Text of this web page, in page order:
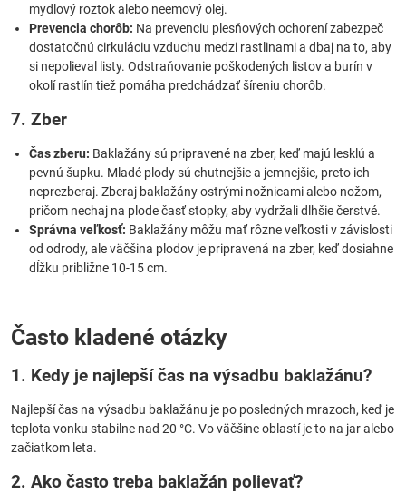
mydlový roztok alebo neemový olej.
Prevencia chorôb: Na prevenciu plesňových ochorení zabezpeč
dostatočnú cirkuláciu vzduchu medzi rastlinami a dbaj na to, aby
si nepolieval listy. Odstraňovanie poškodených listov a burín v
okolí rastlín tiež pomáha predchádzať šíreniu chorôb.
7. Zber
Čas zberu: Baklažány sú pripravené na zber, keď majú lesklú a
pevnú šupku. Mladé plody sú chutnejšie a jemnejšie, preto ich
neprezberaj. Zberaj baklažány ostrými nožnicami alebo nožom,
pričom nechaj na plode časť stopky, aby vydržali dlhšie čerstvé.
Správna veľkosť: Baklažány môžu mať rôzne veľkosti v závislosti
od odrody, ale väčšina plodov je pripravená na zber, keď dosiahne
dĺžku približne 10-15 cm.
Často kladené otázky
1. Kedy je najlepší čas na výsadbu baklažánu?
Najlepší čas na výsadbu baklažánu je po posledných mrazoch, keď je
teplota vonku stabilne nad 20 °C. Vo väčšine oblastí je to na jar alebo
začiatkom leta.
2. Ako často treba baklažán polievať?